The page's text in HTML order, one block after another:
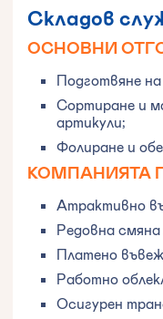
Складов
ОСНОВНИ
Подготвяне
Сортиране и
артикули;
Фолиране и
КОМПАНИЯТА
Атрактивно
Редовна
Платено
Работно
Осигурен